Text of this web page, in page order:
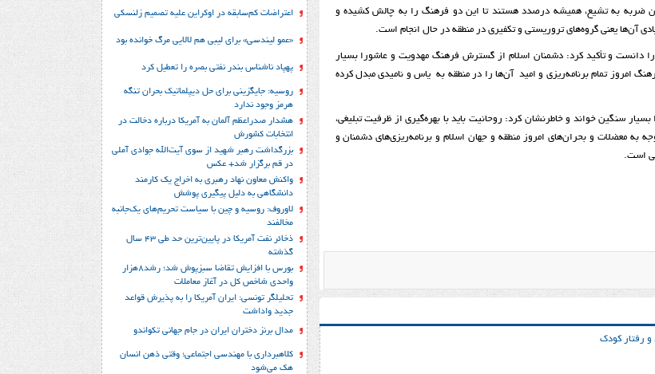
ضربه به تشیع، همیشه درصدد هستند تا این دو فرهنگ را به چالش کشیده و
آن‌ها یعنی گروه‌های تروریستی و تکفیری در منطقه در حال انجام است.
دانست و تأکید کرد: دشمنان اسلام از گسترش فرهنگ مهدویت و عاشورا بسیار
تمام برنامه‌ریزی و امید آن‌ها را در منطقه به یاس و نامیدی مبدل کرده
سنگین خواند و خاطرنشان کرد: روحانیت باید با بهره‌گیری از ظرفیت تبلیغی،
به معضلات و بحران‌های امروز منطقه و جهان اسلام و برنامه‌ریزی‌های دشمنان و
است.
و رفتار کودک
اعتراضات کم‌سابقه در اوکراین علیه تصمیم زلنسکی
«عمو لیندسی» برای لیبی هم لالایی مرگ خوانده بود
پهپاد ناشناس بندر نفتی بصره را تعطیل کرد
روسیه: جایگزینی برای حل‌ دیپلماتیک بحران تنگه
هرمز وجود ندارد
هشدار صدراعظم آلمان به آمریکا درباره دخالت در
انتخابات کشورش
بزرگداشت رهبر شهید از سوی آیت‌الله جوادی آملی
در قم برگزار شد+ عکس
واکنش معاون نهاد رهبری به اخراج یک کارمند
دانشگاهی به دلیل پیگیری پوشش
لاوروف: روسیه و چین با سیاست تحریم‌های یک‌جانبه
مخالفند
ذخائر نفت آمریکا در پایین‌ترین حد طی 43 سال
گذشته
بورس با افزایش تقاضا سبزپوش شد؛ رشد8هزار
واحدی شاخص کل در آغاز معاملات
تحلیلگر تونسی: ایران آمریکا را به پذیرش قواعد
جدید واداشت
مدال برنز دختران ایران در جام جهانی تکواندو
کلاهبرداری با مهندسی اجتماعی؛ وقتی ذهن انسان
هک می‌شود